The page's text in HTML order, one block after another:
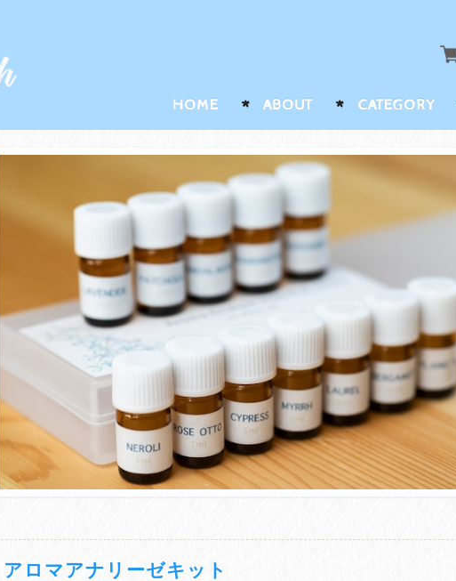
HOME ABOUT CATEGORY
アロマアナリーゼキット